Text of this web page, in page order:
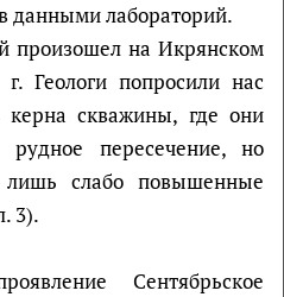
данными лабораторий.
произошел на Икрянском
Геологи попросили нас
керна скважины, где они
рудное пересечение, но
лишь слабо повышенные
3).
Сентябрьское